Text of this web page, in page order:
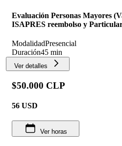
Evaluación Personas Mayores
ISAPRES reembolso y
ModalidadPresencial
Duración45 min
Ver detalles
$50.000 CLP
56 USD
Ver horas